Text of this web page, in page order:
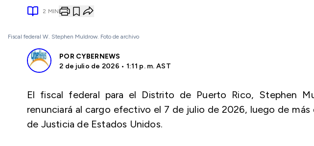
2 MIN
Fiscal federal W. Stephen Muldrow. Foto de archivo
POR CYBERNEWS
2 de julio de 2026 • 1:11 p. m. AST
El fiscal federal para el Distrito de Puerto Rico, Stephen
renunciará al cargo efectivo el 7 de julio de 2026, luego de
de Justicia de Estados Unidos.